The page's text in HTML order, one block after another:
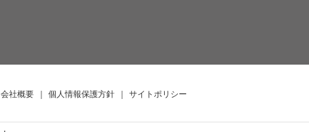
会社概要 ｜ 個人情報保護方針 ｜ サイトポリシー